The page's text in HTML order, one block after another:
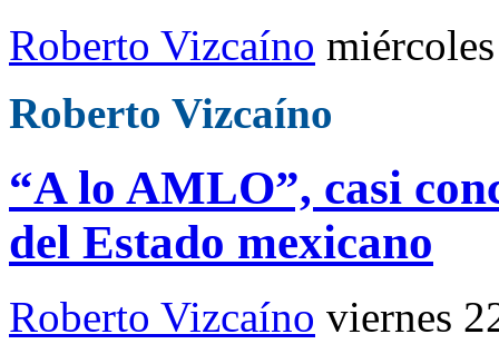
Roberto Vizcaíno
Roberto Vizcaíno
“A lo AMLO”, casi
del Estado mexicano
Roberto Vizcaíno viernes